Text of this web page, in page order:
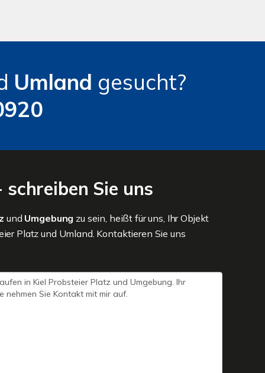
Umland gesucht?
Sie uns
und Umgebung zu sein, heißt für uns, Ihr Objekt
Platz und Umland. Kontaktieren Sie uns